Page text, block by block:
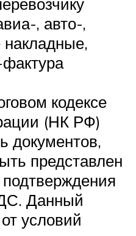
, авто-,
кодексе
(НК РФ)
документов,
представлен
Данный
условий